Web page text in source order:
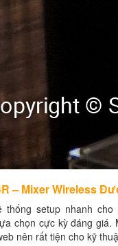
– Mixer Wireless
thống setup nhanh
chọn cực kỳ đáng giá.
nên rất tiện cho kỹ